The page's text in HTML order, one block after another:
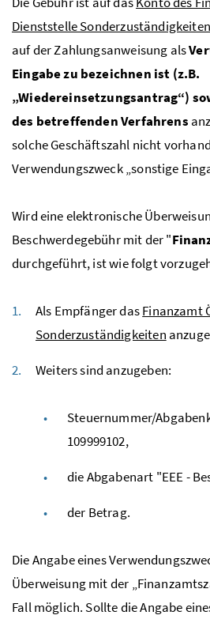
Dienststelle Sonderzuständigkeiten
auf der Zahlungsanweisung als
Eingabe zu bezeichnen ist (z.B.
„Wiedereinsetzungsantrag“)
des betreffenden Verfahrens
solche Geschäftszahl nicht
Verwendungszweck „sonstige
Wird eine elektronische
Beschwerdegebühr mit der "
durchgeführt, ist wie folgt
Als Empfänger dasFinanzamt
Sonderzuständigkeiten
Weiters sind anzugeben:
Steuernummer/
109999102,
die Abgabenart "EEE -
der Betrag.
Die Angabe eines
Überweisung mit der
Fall möglich. Sollte die Angabe